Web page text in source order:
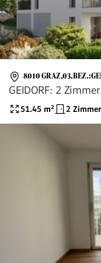
8010
GEIDORF: 2
51.45 m² 2 Zimmer